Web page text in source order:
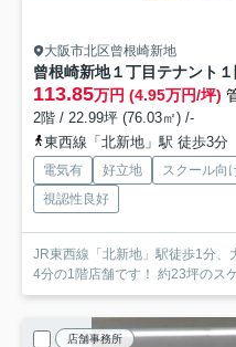
大阪市北区曾根崎新地
曾根崎新地１丁目テナント
113.85万円 (4.95万円/坪)
2階 / 22.99坪 (76.03㎡) /-
東西線「北新地」駅 徒歩3分
電気有 好立地 スクール向
視認性良好
JR東西線「北新地」駅徒歩1分、
4分の1階店舗です！ 約23坪のス
店舗事務所